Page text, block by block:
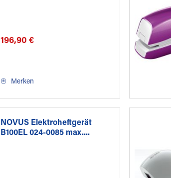
196,90 €
Merken
NOVUS Elektroheftgerät
B100EL 024-0085 max....